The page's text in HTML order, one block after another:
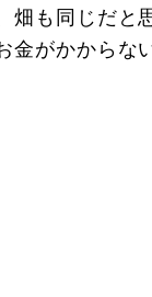
畑も同じだと
金がかからな